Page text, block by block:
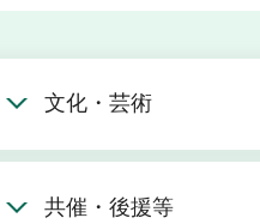
文化・芸術
共催・後援等